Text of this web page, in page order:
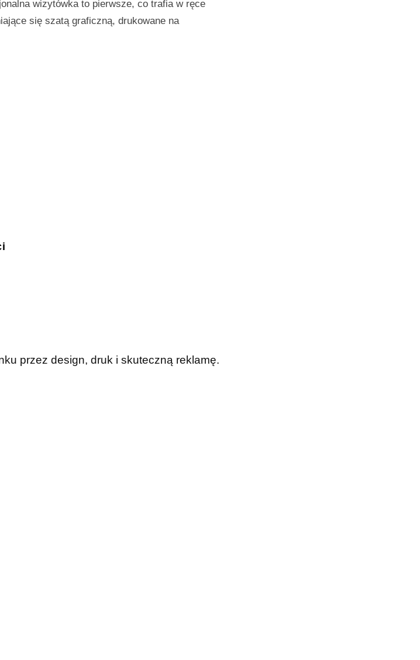
wizytówka to pierwsze, co trafia w ręce
się szatą graficzną, drukowane na
przez design, druk i skuteczną reklamę.